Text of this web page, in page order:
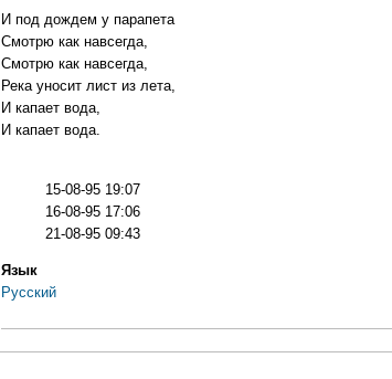
И под дождем у парапета
Смотрю как навсегда,
Смотрю как навсегда,
Река уносит лист из лета,
И капает вода,
И капает вода.
15-08-95 19:07
16-08-95 17:06
21-08-95 09:43
Язык
Русский